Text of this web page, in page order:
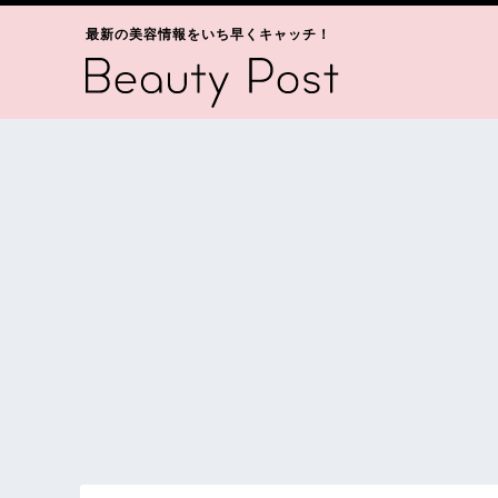
最新の美容情報をいち早くキャッチ！